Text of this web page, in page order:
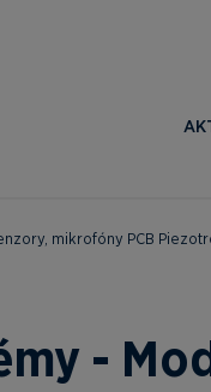
mikrofóny PCB
-